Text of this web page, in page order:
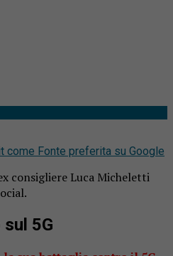
come Fonte preferita su Google
consigliere Luca Micheletti
5G